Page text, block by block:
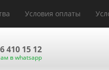
Условия оплаты
410 15 12
в whatsapp